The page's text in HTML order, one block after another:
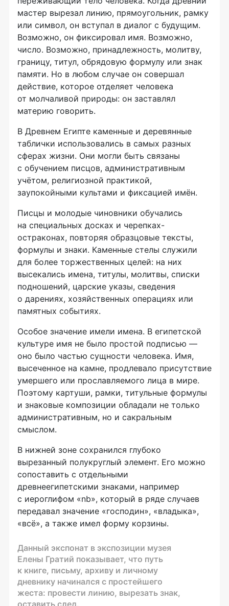
мастер вырезал линию, прямоугольник, рамку
или символ, он вступал в диалог с будущим.
Возможно, он фиксировал имя. Возможно,
число. Возможно, принадлежность, молитву,
границу, титул, обрядовую формулу или знак
памяти. Но в любом случае он совершал
действие, которое отделяет человека
от молчаливой природы: он заставлял
материю говорить.
В Древнем Египте каменные и деревянные
таблички использовались в самых разных
сферах жизни. Они могли быть связаны
с обучением писцов, административным
учётом, религиозной практикой,
заупокойными культами и фиксацией имён.
Писцы и молодые чиновники обучались
на специальных досках и черепках-
остраконах, повторяя образцовые тексты,
формулы и знаки. Каменные стелы служили
для более торжественных целей: на них
высекались имена, титулы, молитвы, списки
подношений, царские указы, сведения
о дарениях, хозяйственных операциях или
памятных событиях.
Особое значение имели имена. В египетской
культуре имя не было простой подписью —
оно было частью сущности человека. Имя,
высеченное на камне, продлевало присутствие
умершего или прославляемого лица в мире.
Поэтому картуши, рамки, титульные формулы
и знаковые композиции обладали не только
административным, но и сакральным
смыслом.
В нижней зоне сохранился глубоко
вырезанный полукруглый элемент. Его можно
сопоставить с отдельными
древнеегипетскими знаками, например
с иероглифом «nb», который в ряде случаев
передавал значение «господин», «владыка»,
«всё», а также имел форму корзины.
Данный экспонат в экспозиции музея
Елены Гратий показывает, что путь
к книге, письму, архиву и личному
дневнику начинался с простейшего
жеста: провести линию, вырезать знак,
оставить след.